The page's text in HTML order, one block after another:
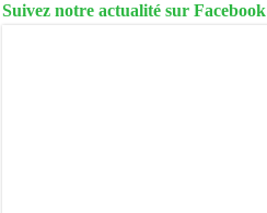
Suivez notre actualité sur Facebook